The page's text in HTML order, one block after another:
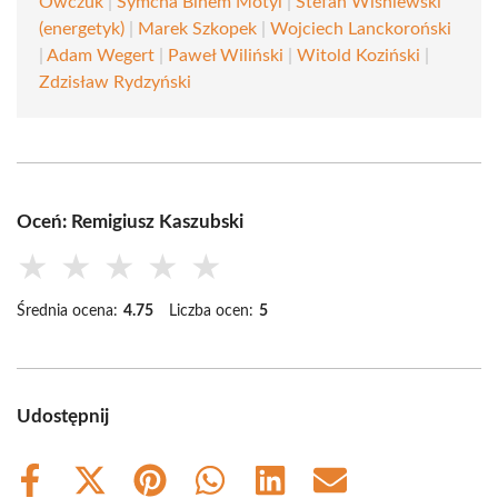
(energetyk)
Marek Szkopek
Wojciech Lanckoroński
Adam Wegert Paweł Wiliński Witold Koziński
Zdzisław Rydzyński
Oceń: Remigiusz Kaszubski
★ ★ ★ ★ ★
Średnia ocena: 4.75 Liczba ocen: 5
Udostępnij
Share
Share
Share
Share
Share
Share